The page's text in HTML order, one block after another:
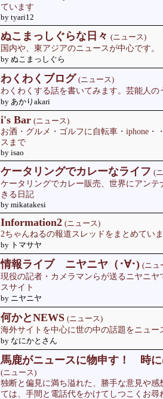
ています
by tyari12
ぬこまっしぐらな日々 (ニュース)
国内や、東アジアのニュースが中心です。
by ぬこまっしぐら
わくわくブログ (ニュース)
わくわくする話を書いてみます。芸能人
by あかりakari
i's Bar (ニュース)
お酒・グルメ・ゴルフに自転車・iphone・
スまで
by isao
ケータリングでカレーなライフ (
ケータリングでカレー販売、世界にアン
きる日記
by mikatakesi
Information2 (ニュース)
2ちゃんねるの報道スレッドをまとめてい
by トマサヤ
情報ライブ ニヤニヤ（･∀･) (ニュ
現役の記者・カメラマンらが送るニヤニ
スサイト
by ニヤニヤ
何かとNEWS (ニュース)
海外サイトを中心に世の中の話題をニュー
by なにかとさん
馬鹿がニュースに物申す！ 時
(ニュース)
独断と偏見に満ち溢れた、勝手な意見や
ては、手間と電話代をかけてしつこくお尋